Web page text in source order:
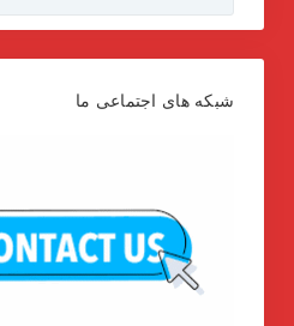
شبکه های اجتماعی ما